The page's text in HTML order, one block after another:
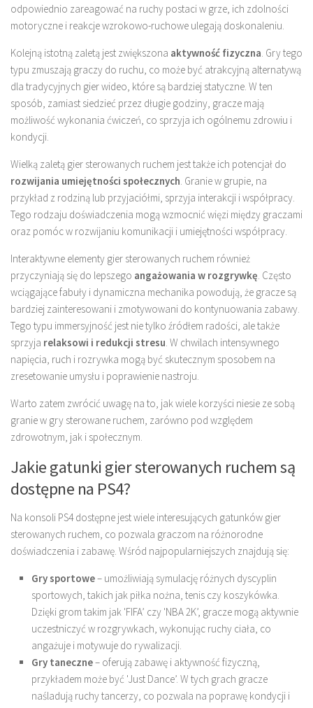
odpowiednio zareagować na ruchy postaci w grze, ich zdolności
motoryczne i reakcje wzrokowo-ruchowe ulegają doskonaleniu.
Kolejną istotną zaletą jest zwiększona aktywność fizyczna. Gry tego
typu zmuszają graczy do ruchu, co może być atrakcyjną alternatywą
dla tradycyjnych gier wideo, które są bardziej statyczne. W ten
sposób, zamiast siedzieć przez długie godziny, gracze mają
możliwość wykonania ćwiczeń, co sprzyja ich ogólnemu zdrowiu i
kondycji.
Wielką zaletą gier sterowanych ruchem jest także ich potencjał do
rozwijania umiejętności społecznych. Granie w grupie, na
przykład z rodziną lub przyjaciółmi, sprzyja interakcji i współpracy.
Tego rodzaju doświadczenia mogą wzmocnić więzi między graczami
oraz pomóc w rozwijaniu komunikacji i umiejętności współpracy.
Interaktywne elementy gier sterowanych ruchem również
przyczyniają się do lepszego angażowania w rozgrywkę. Często
wciągające fabuły i dynamiczna mechanika powodują, że gracze są
bardziej zainteresowani i zmotywowani do kontynuowania zabawy.
Tego typu immersyjność jest nie tylko źródłem radości, ale także
sprzyja relaksowi i redukcji stresu. W chwilach intensywnego
napięcia, ruch i rozrywka mogą być skutecznym sposobem na
zresetowanie umysłu i poprawienie nastroju.
Warto zatem zwrócić uwagę na to, jak wiele korzyści niesie ze sobą
granie w gry sterowane ruchem, zarówno pod względem
zdrowotnym, jak i społecznym.
Jakie gatunki gier sterowanych ruchem są
dostępne na PS4?
Na konsoli PS4 dostępne jest wiele interesujących gatunków gier
sterowanych ruchem, co pozwala graczom na różnorodne
doświadczenia i zabawę. Wśród najpopularniejszych znajdują się:
Gry sportowe– umożliwiają symulację różnych dyscyplin
sportowych, takich jak piłka nożna, tenis czy koszykówka.
Dzięki grom takim jak 'FIFA’ czy 'NBA 2K’, gracze mogą aktywnie
uczestniczyć w rozgrywkach, wykonując ruchy ciała, co
angażuje i motywuje do rywalizacji.
Gry taneczne– oferują zabawę i aktywność fizyczną,
przykładem może być 'Just Dance’. W tych grach gracze
naśladują ruchy tancerzy, co pozwala na poprawę kondycji i